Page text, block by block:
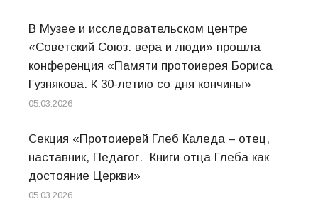
В Музее и исследовательском центре
«Советский Союз: вера и люди» прошла
конференция «Памяти протоиерея Бориса
Гузнякова. К 30-летию со дня кончины»
05.03.2026
Секция «Протоиерей Глеб Каледа – отец,
наставник, Педагог. Книги отца Глеба как
достояние Церкви»
05.03.2026